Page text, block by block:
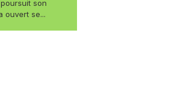
son
ouvert se...